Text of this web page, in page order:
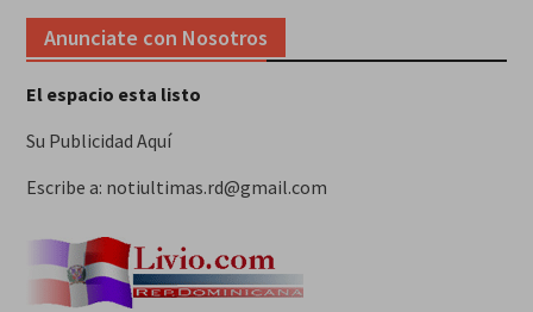
Anunciate con Nosotros
El espacio esta listo
Su Publicidad Aquí
Escribe a: notiultimas.rd@gmail.com